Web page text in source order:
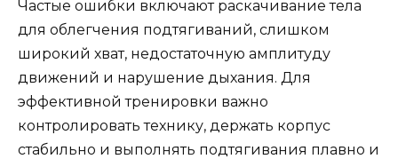
Частые ошибки включают раскачивание тела
для облегчения подтягиваний, слишком
широкий хват, недостаточную амплитуду
движений и нарушение дыхания. Для
эффективной тренировки важно
контролировать технику, держать корпус
стабильно и выполнять подтягивания плавно и